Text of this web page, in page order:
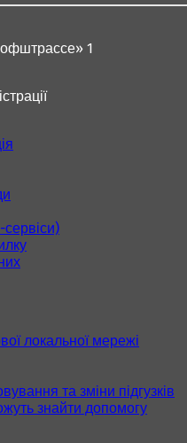
1
локальної мережі
та зміни підгузків
знайти допомогу